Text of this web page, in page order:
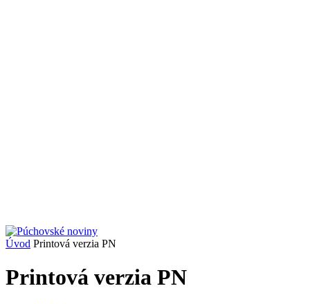
Úvod Printová verzia PN
Printová verzia PN